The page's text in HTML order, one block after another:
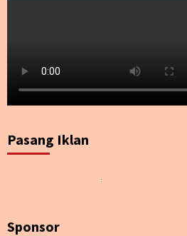
Pasang Iklan
Sponsor